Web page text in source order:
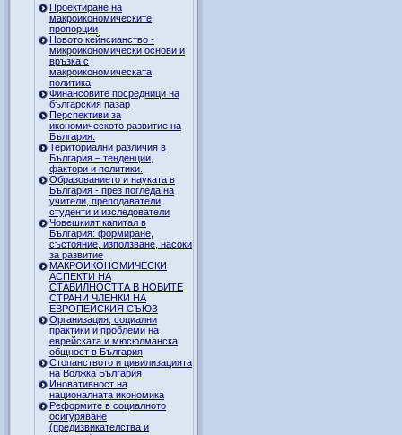
Проектиране на
макроикономическите
пропорции
Новото кейнсианство -
микроикономически основи и
връзка с
макроикономическата
политика
Финансовите посредници на
българския пазар
Перспективи за
икономическото развитие на
България.
Териториални различия в
България – тенденции,
фактори и политики.
Образованието и науката в
България - през погледа на
учители, преподаватели,
студенти и изследователи
Човешкият капитал в
България: формиране,
състояние, използване, насоки
за развитие
МАКРОИКОНОМИЧЕСКИ
АСПЕКТИ НА
СТАБИЛНОСТТА В НОВИТЕ
СТРАНИ ЧЛЕНКИ НА
ЕВРОПЕЙСКИЯ СЪЮЗ
Организация, социални
практики и проблеми на
еврейската и мюсюлманска
общност в България
Стопанството и цивилизацията
на Волжка България
Иновативност на
националната икономика
Реформите в социалното
осигуряване
(предизвикателства и